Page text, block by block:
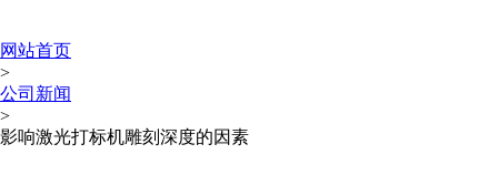
网站首页
>
公司新闻
>
影响激光打标机雕刻深度的因素